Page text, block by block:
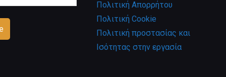
Πολιτική Απορρήτου
Πολιτική Cookie
Πολιτική προστασίας και
Ισότητας στην εργασία